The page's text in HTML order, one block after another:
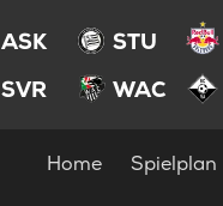
ASK STU
SVR
WAC
Home Spielplan